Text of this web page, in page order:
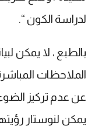
لدراسة الكون “.
بالطبع ، لا يمكن
عن عدم تركيز الضوء
يمكن لنوستار